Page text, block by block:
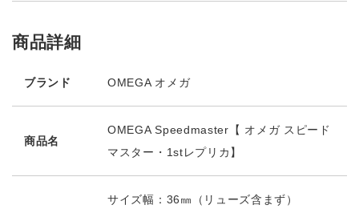
商品詳細
ブランド OMEGA オメガ
商品名
OMEGA Speedmaster【 オメガ スピード
マスター・1stレプリカ】
サイズ幅：36㎜（リューズ含まず）